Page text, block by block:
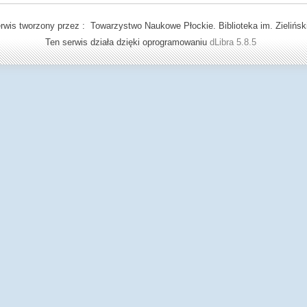
tworzony przez : Towarzystwo Naukowe Płockie. Biblioteka im.
Ten serwis działa dzięki oprogramowaniu dLibra 5.8.5